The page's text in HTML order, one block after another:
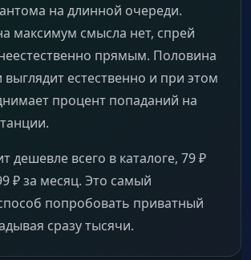
на длинной очереди.
максимум смысла нет, спрей
прямым. Половина
естественно и при этом
процент попаданий на
дешевле всего в каталоге, 79 ₽
₽ за месяц. Это самый
попробовать приватный
сразу тысячи.